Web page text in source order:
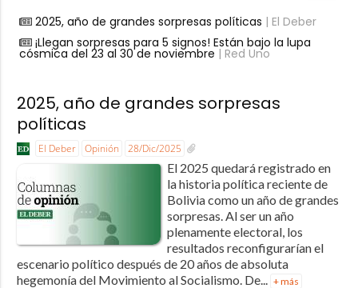
2025, año de grandes sorpresas políticas | El Deber
¡Llegan sorpresas para 5 signos! Están bajo la lupa
cósmica del 23 al 30 de noviembre | Red Uno
2025, año de grandes sorpresas
políticas
El Deber Opinión 28/Dic/2025
El 2025 quedará registrado en
la historia política reciente de
Bolivia como un año de grandes
sorpresas. Al ser un año
plenamente electoral, los
resultados reconfigurarían el
escenario político después de 20 años de absoluta
hegemonía del Movimiento al Socialismo. De... + más